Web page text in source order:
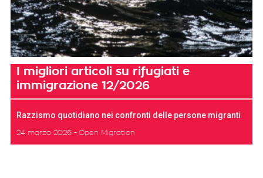
I migliori articoli su rifugiati e
immigrazione 12/2026
Razzismo quotidiano nei confronti delle persone migranti
24 marzo 2026 Open Migration